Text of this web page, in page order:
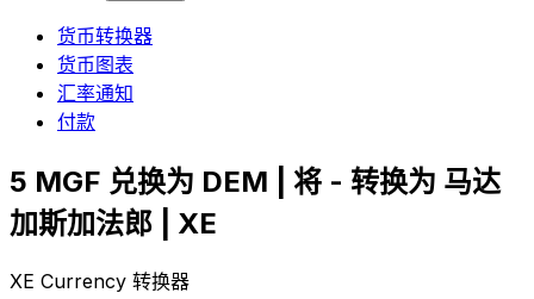
货币转换器
货币图表
汇率通知
付款
5 MGF 兑换为 DEM | 将 - 转换为 马达
加斯加法郎 | XE
XE Currency 转换器